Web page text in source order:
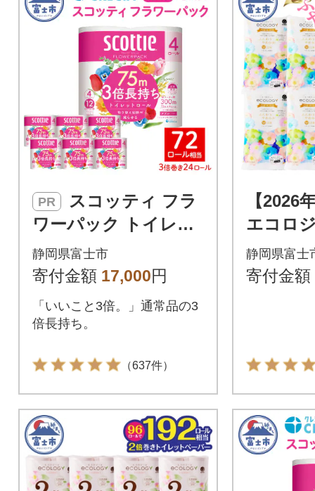
PR
ワーパック トイレッ
トペーパー ダブル 3
倍巻き 日用品 人気
静岡県富士市
寄付金額 17,000円
「いいこと3倍。」通常品の3
倍長持ち。
（637件）
【2026
エコロ
ム トイ
ー ダブ
静岡県富士
寄付金額